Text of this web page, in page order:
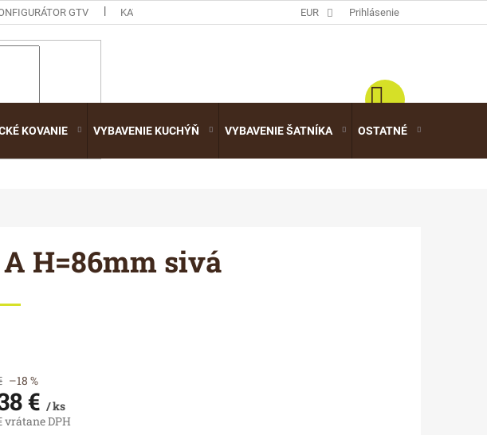
GTV KATALÓGY EUR Prihlásenie
KOVANIE VYBAVENIE KUCHÝŇ VYBAVENIE ŠATNÍKA OSTATNÉ
H=86mm sivá
–18 %
€ / ks
vrátane DPH